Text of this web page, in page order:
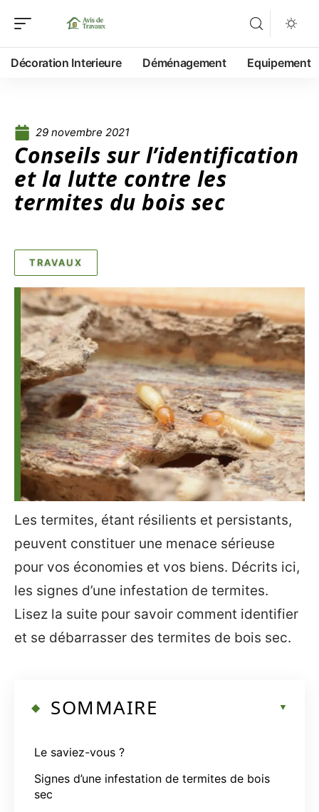
Décoration Interieure Déménagement Equipement
29 novembre 2021
Conseils sur l’identification
et la lutte contre les
termites du bois sec
TRAVAUX
Les termites, étant résilients et persistants,
peuvent constituer une menace sérieuse
pour vos économies et vos biens. Décrits ici,
les signes d’une infestation de termites.
Lisez la suite pour savoir comment identifier
et se débarrasser des termites de bois sec.
SOMMAIRE
Le saviez-vous ?
Signes d’une infestation de termites de bois
sec